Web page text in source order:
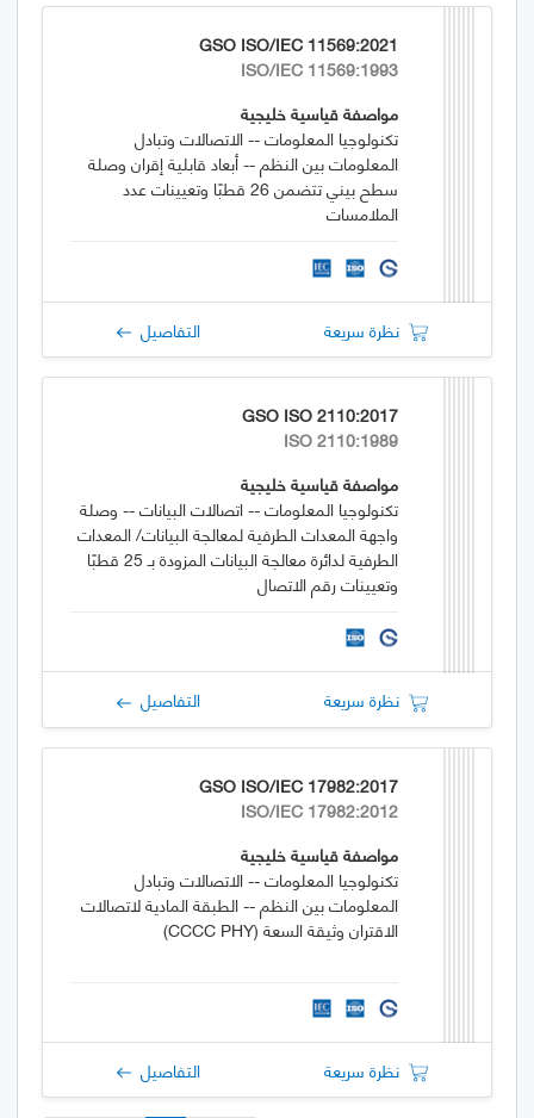
GSO ISO/IEC 11569:2021
ISO/IEC 11569:1993
مواصفة قياسية خليجية
تكنولوجيا المعلومات -- الاتصالات وتبادل
المعلومات بين النظم -- أبعاد قابلية إقران وصلة
سطح بيني تتضمن 26 قطبًا وتعيينات عدد
الملامسات
نظرة سريعة التفاصيل
GSO ISO 2110:2017
ISO 2110:1989
مواصفة قياسية خليجية
تكنولوجيا المعلومات -- اتصالات البيانات -- وصلة
واجهة المعدات الطرفية لمعالجة البيانات/ المعدات
الطرفية لدائرة معالجة البيانات المزودة بـ 25 قطبًا
وتعيينات رقم الاتصال
نظرة سريعة التفاصيل
GSO ISO/IEC 17982:2017
ISO/IEC 17982:2012
مواصفة قياسية خليجية
تكنولوجيا المعلومات -- الاتصالات وتبادل
المعلومات بين النظم -- الطبقة المادية لاتصالات
الاقتران وثيقة السعة (CCCC PHY)
نظرة سريعة التفاصيل